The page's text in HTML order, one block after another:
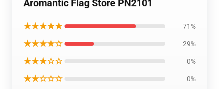
Aromantic Flag Store PN2101
★★★★★ 71%
★★★★☆ 29%
★★★☆☆ 0%
★★☆☆☆ 0%